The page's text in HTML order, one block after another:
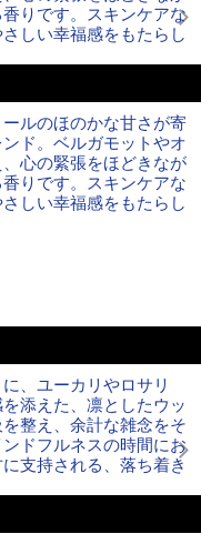
りです。スキンケアな
しい幸福感をもたらし
ルのほのかな甘さが寄
ド。ベルガモットやオ
心の緊張をほどきなが
りです。スキンケアな
しい幸福感をもたらし
、ユーカリやロサリ
添えた、凛としたウッ
整え、余計な雑念をそ
ドフルネスの時間にお
支持される、落ち着き